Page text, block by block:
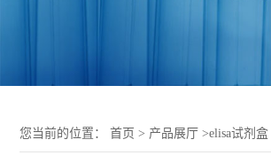
您当前的位置： 首页 > 产品展厅 >elisa试剂盒